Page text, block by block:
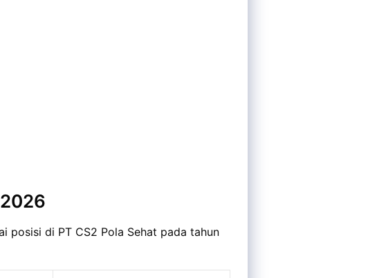
posisi di PT CS2 Pola Sehat pada tahun